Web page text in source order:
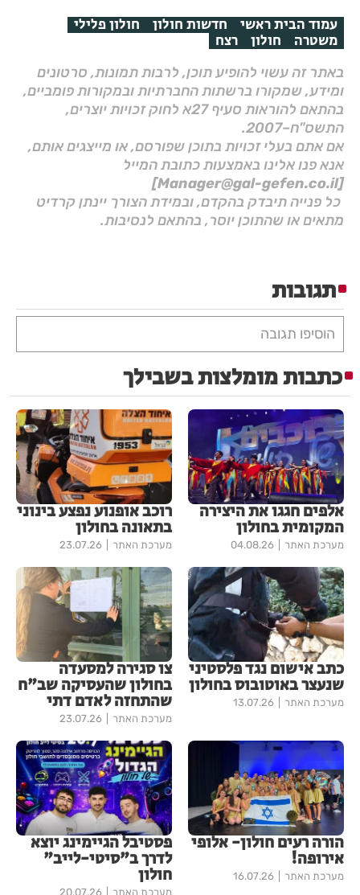
עמוד הבית ראשי חדשות חולון חולון פלילי
משטרה חולון רצח
באתר זה עשוי להופיע תוכן, לרבות תמונות, סרטונים
ומידע, שמקורו ברשתות החברתיות ובמקורות פומביים,
בהתאם להוראות סעיף 27א לחוק זכויות יוצרים,
התשס"ח–2007.
אם אתם בעלי זכויות בתוכן שפורסם, או מייצגים אותם,
אנא פנו אלינו באמצעות כתובת המייל
[Manager@gal-gefen.co.il]
כל פנייה תיבדק בהקדם, ובמידת הצורך יינתן קרדיט
מתאים או שהתוכן יוסר, בהתאם לנסיבות.
תגובות
הוסיפו תגובה
כתבות מומלצות בשבילך
אלפים חגגו את היצירה
המקומית בחולון
מערכת האתר 04.08.26
רוכב אופנוע נפצע בינוני
בתאונה בחולון
מערכת האתר 23.07.26
כתב אישום נגד פלסטיני
שנעצר באוטובוס בחולון
מערכת האתר 13.07.26
צו סגירה למסעדה
בחולון שהעסיקה שב"ח
שהתחזה לאדם דתי
מערכת האתר 23.07.26
הורה רעים חולון- אלופי
אירופה!
מערכת האתר 16.07.26
פסטיבל הגיימינג יוצא
לדרך ב"סיטי-לייב"
חולון
מערכת האתר 20.07.26